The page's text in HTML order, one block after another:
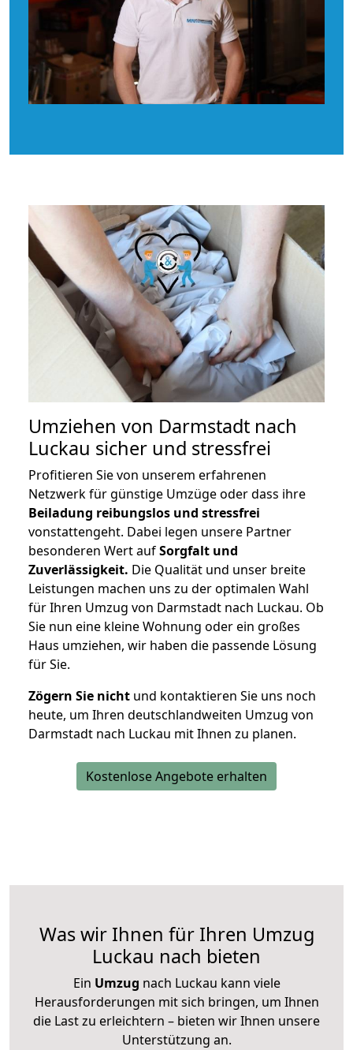
Umziehen von Darmstadt nach
Luckau sicher und stressfrei
Profitieren Sie von unserem erfahrenen
Netzwerk für günstige Umzüge oder dass ihre
Beiladung reibungslos und stressfrei
vonstattengeht. Dabei legen unsere Partner
besonderen Wert aufSorgfalt und
Zuverlässigkeit. Die Qualität und unser breite
Leistungen machen uns zu der optimalen Wahl
für Ihren Umzug von Darmstadt nach Luckau. Ob
Sie nun eine kleine Wohnung oder ein großes
Haus umziehen, wir haben die passende Lösung
für Sie.
Zögern Sie nicht und kontaktieren Sie uns noch
heute, um Ihren deutschlandweiten Umzug von
Darmstadt nach Luckau mit Ihnen zu planen.
Kostenlose Angebote erhalten
Was wir Ihnen für Ihren Umzug
Luckau nach bieten
Ein Umzug nach Luckau kann viele
Herausforderungen mit sich bringen, um Ihnen
die Last zu erleichtern – bieten wir Ihnen unsere
Unterstützung an.